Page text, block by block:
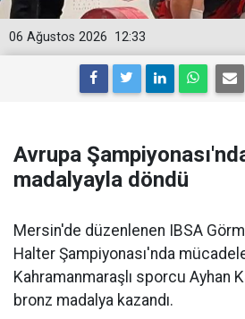
12:33
06 Ağustos 2026
Avrupa
madalyayla döndü
Mersin'de düzenlenen IBSA
Halter Şampiyonası'nda
Kahramanmaraşlı sporcu Ayhan
bronz madalya kazandı.